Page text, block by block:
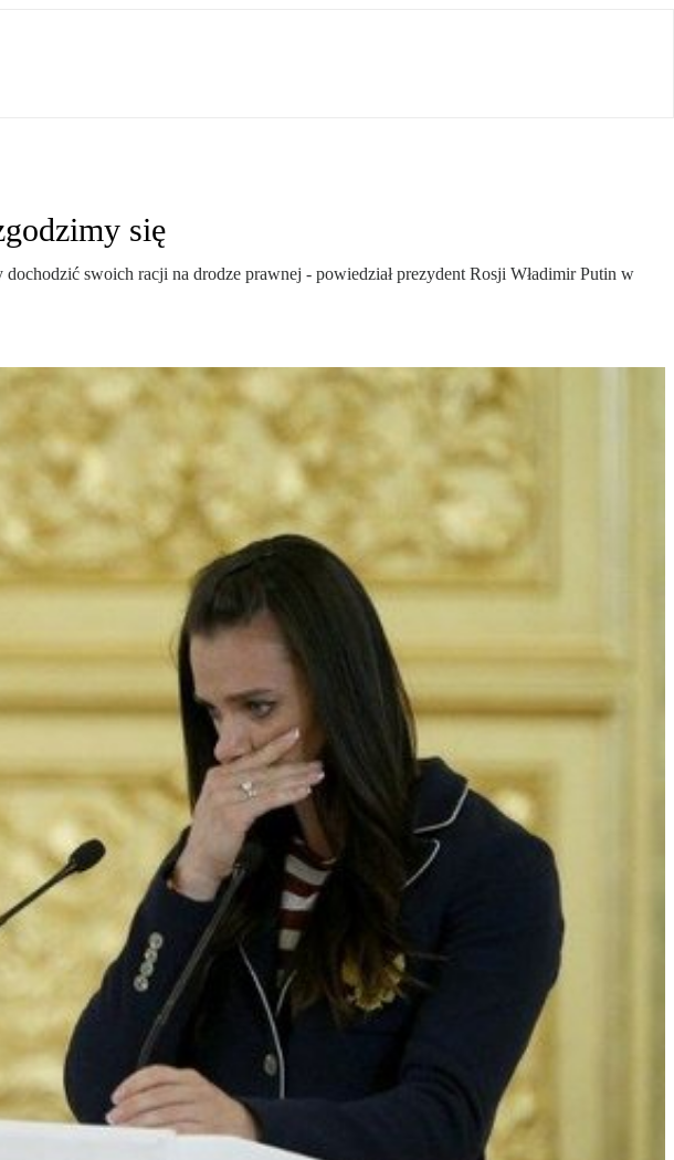
się
swoich racji na drodze prawnej - powiedział prezydent Rosji Władimir Putin w